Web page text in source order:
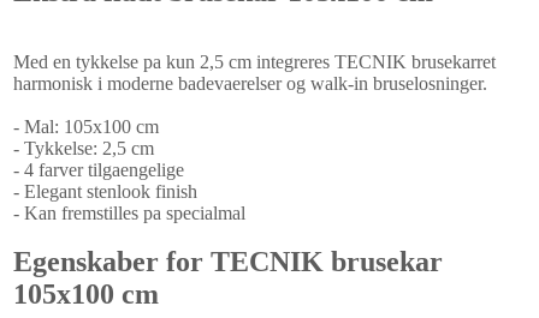
Med en tykkelse pa kun 2,5 cm integreres TECNIK brusekarret
harmonisk i moderne badevaerelser og walk-in bruselosninger.
- Mal: 105x100 cm
- Tykkelse: 2,5 cm
- 4 farver tilgaengelige
- Elegant stenlook finish
- Kan fremstilles pa specialmal
Egenskaber for TECNIK brusekar
105x100 cm